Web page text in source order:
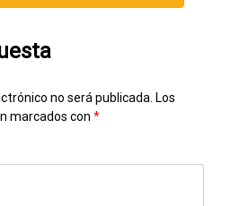
no será publicada. Los
marcados con *